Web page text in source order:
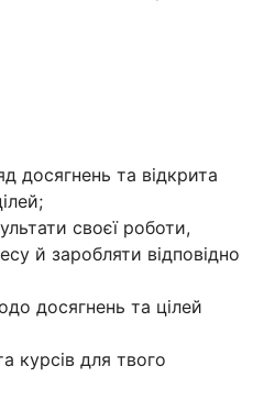
досягнень та відкрита
своєї роботи,
й заробляти відповідно
досягнень та цілей
курсів для твого